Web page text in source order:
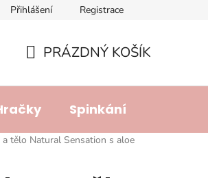
Lhůta pro vyřízení reklamace
Přihlášení Registrace
KOŠÍK
PRÁZDNÝ KOŠÍK
Spinkání
tělo Natural Sensation s aloe